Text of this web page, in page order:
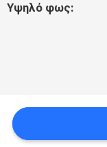
Υψηλό φως: